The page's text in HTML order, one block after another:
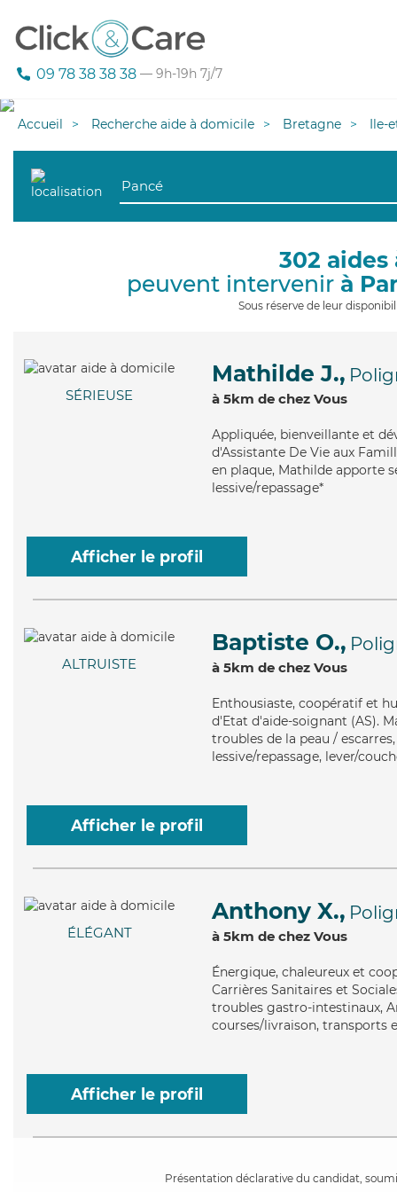
09 78 38 38 38 — 9h-19h 7j/7
Accueil Recherche aide à domicile Bretagne Ile-
302
peuvent intervenir à
Sous réserve de leur
SÉRIEUSE
Mathilde J.,
à 5km de chez Vous
Appliquée, bienveillante et
d'Assistante De Vie aux
en plaque, Mathilde apporte
lessive/repassage*
Afficher le profil
ALTRUISTE
Baptiste O.,
à 5km de chez Vous
Enthousiaste, coopératif et
d'Etat d'aide-soignant (AS).
troubles de la peau /
lessive/repassage, lever/
Afficher le profil
ÉLÉGANT
Anthony X.,
à 5km de chez Vous
Énergique, chaleureux et
Carrières Sanitaires et
troubles gastro-intestinaux,
courses/livraison, transports
Afficher le profil
Présentation déclarative du candidat,